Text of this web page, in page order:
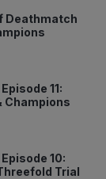
Deathmatch
11:
Champions
10:
Trial